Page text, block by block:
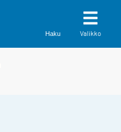
Haku Valikko